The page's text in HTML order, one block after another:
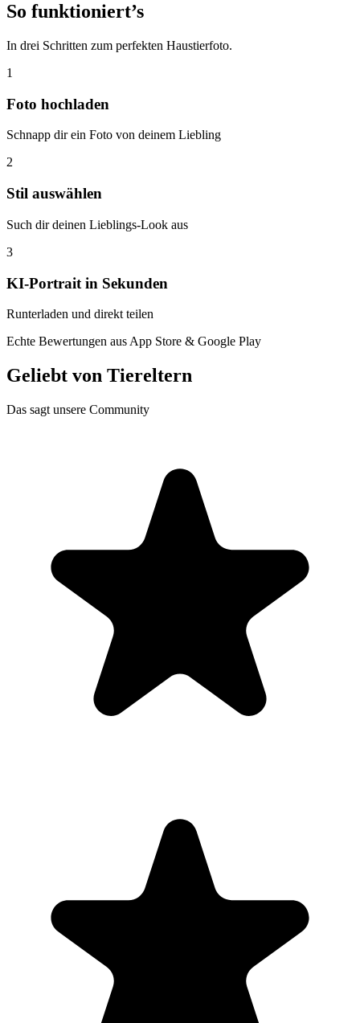
So funktioniert’s
In drei Schritten zum perfekten Haustierfoto.
1
Foto hochladen
Schnapp dir ein Foto von deinem Liebling
2
Stil auswählen
Such dir deinen Lieblings-Look aus
3
KI-Portrait in Sekunden
Runterladen und direkt teilen
Echte Bewertungen aus App Store & Google Play
Geliebt von Tiereltern
Das sagt unsere Community